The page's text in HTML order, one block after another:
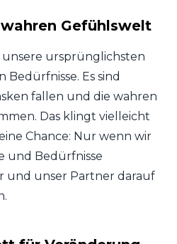
Gefühlswelt
ursprünglichsten
Es sind
fallen und die wahren
Das klingt vielleicht
Chance: Nur wenn wir
und Bedürfnisse
und unser Partner darauf